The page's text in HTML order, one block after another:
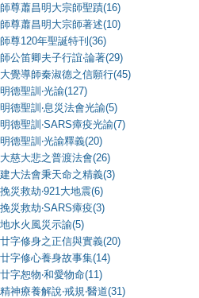
師尊蕭昌明大宗師聖蹟(16)
師尊蕭昌明大宗師著述(10)
師尊120年聖誕特刊(36)
師公笛卿夫子行誼‧論著(29)
大覺導師秦淑德之信願行(45)
明德聖訓‧光諭(127)
明德聖訓‧息災法會光諭(5)
明德聖訓‧SARS瘴疫光諭(7)
明德聖訓‧光諭釋義(20)
大慈大悲之普渡法會(26)
建大法會秉天命之精義(3)
挽災救劫‧921大地震(6)
挽災救劫‧SARS瘴疫(3)
地水火風災示諭(5)
廿字修身之正信與實義(20)
廿字修心養身故事集(14)
廿字恕物‧和愛物命(11)
精神療養解說‧戒規‧醫道(31)